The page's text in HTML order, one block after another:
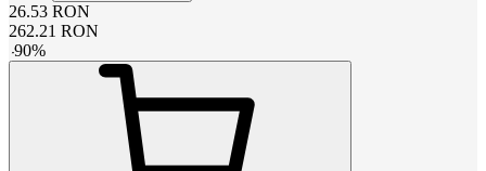
26.53 RON
262.21 RON
-90%